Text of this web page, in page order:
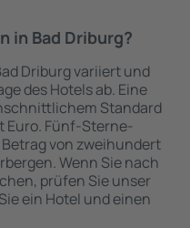
in Bad Driburg?
Driburg variiert und
des Hotels ab. Eine
Standard
Euro. Fünf-Sterne-
von zweihundert
Wenn Sie nach
prüfen Sie unser
ein Hotel und einen